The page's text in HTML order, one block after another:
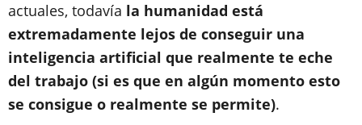
actuales, todavía la humanidad está
extremadamente lejos de conseguir una
inteligencia artificial que realmente te eche
del trabajo (si es que en algún momento esto
se consigue o realmente se permite).